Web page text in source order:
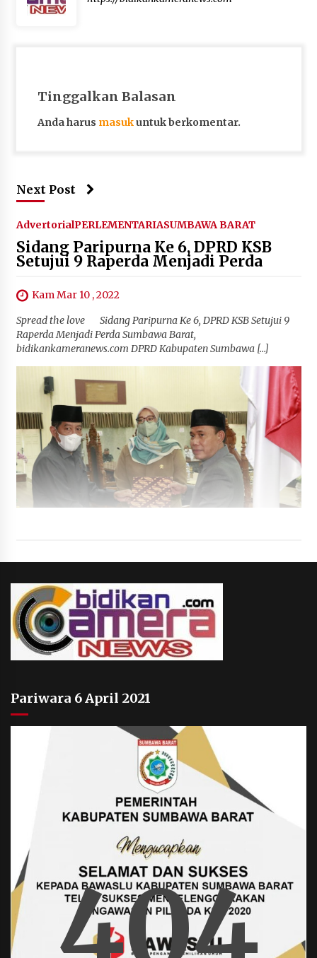
Tinggalkan Balasan
Anda harus masukuntuk berkomentar.
Next Post
AdvertorialPERLEMENTARIASUMBAWA BARAT
Sidang Paripurna Ke 6, DPRD KSB
Setujui 9 Raperda Menjadi Perda
Kam Mar 10 , 2022
Spread the love Sidang Paripurna Ke 6, DPRD KSB Setujui 9
Raperda Menjadi Perda Sumbawa Barat,
bidikankameranews.com DPRD Kabupaten Sumbawa […]
Pariwara 6 April 2021
404